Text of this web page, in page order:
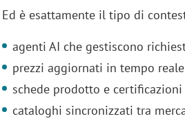
Ed è esattamente il tipo di
agenti AI che gestiscono
prezzi aggiornati in tempo
schede prodotto e
cataloghi sincronizzati tra